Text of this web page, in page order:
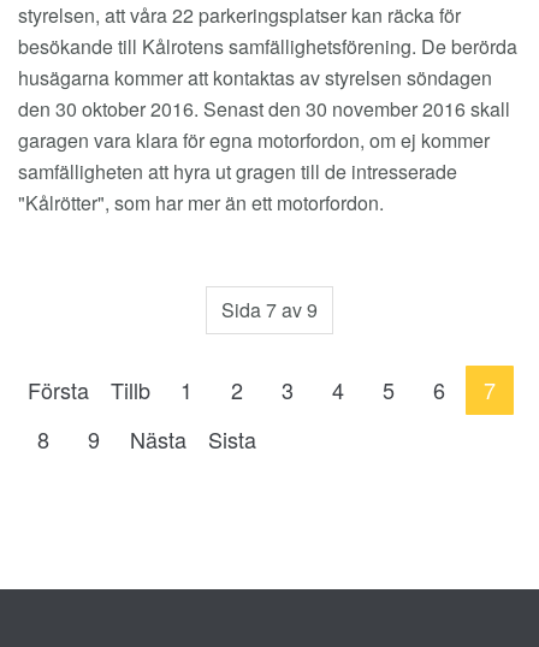
styrelsen, att våra 22 parkeringsplatser kan räcka för
besökande till Kålrotens samfällighetsförening. De berörda
husägarna kommer att kontaktas av styrelsen söndagen
den 30 oktober 2016. Senast den 30 november 2016 skall
garagen vara klara för egna motorfordon, om ej kommer
samfälligheten att hyra ut gragen till de intresserade
"Kålrötter", som har mer än ett motorfordon.
Sida 7 av 9
Första Tillb 1 2 3 4 5 6
7
8
9 Nästa Sista